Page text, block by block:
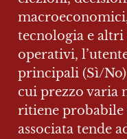
tecnologia e
operativi,
principali (Sì/
cui prezzo varia
ritiene probabile
associata tende